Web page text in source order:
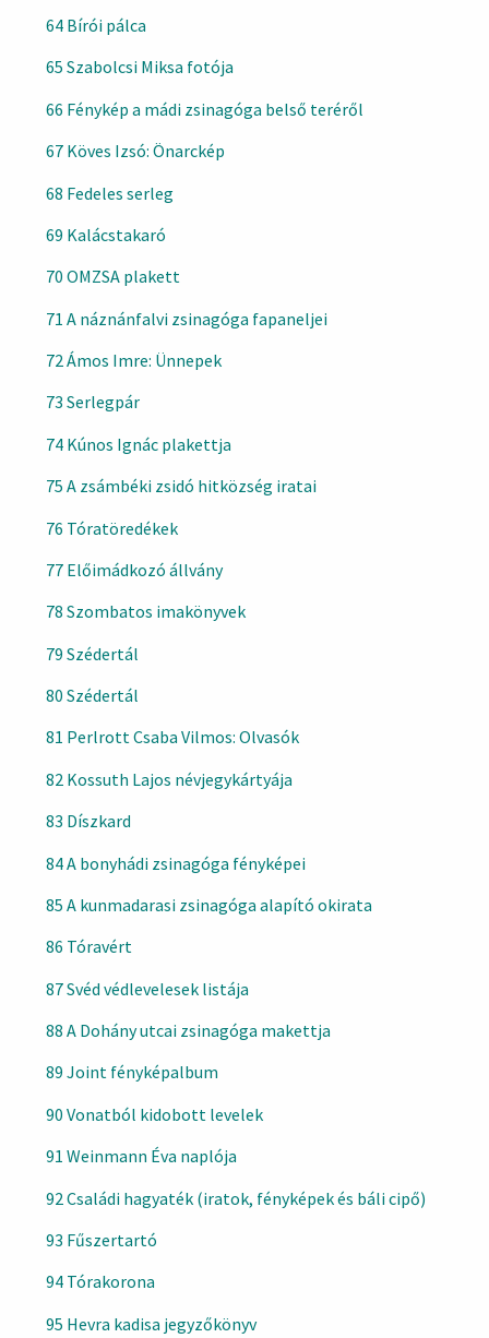
64 Bírói pálca
65 Szabolcsi Miksa fotója
66 Fénykép a mádi zsinagóga belső teréről
67 Köves Izsó: Önarckép
68 Fedeles serleg
69 Kalácstakaró
70 OMZSA plakett
71 A náznánfalvi zsinagóga fapaneljei
72 Ámos Imre: Ünnepek
73 Serlegpár
74 Kúnos Ignác plakettja
75 A zsámbéki zsidó hitközség iratai
76 Tóratöredékek
77 Előimádkozó állvány
78 Szombatos imakönyvek
79 Szédertál
80 Szédertál
81 Perlrott Csaba Vilmos: Olvasók
82 Kossuth Lajos névjegykártyája
83 Díszkard
84 A bonyhádi zsinagóga fényképei
85 A kunmadarasi zsinagóga alapító okirata
86 Tóravért
87 Svéd védlevelesek listája
88 A Dohány utcai zsinagóga makettja
89 Joint fényképalbum
90 Vonatból kidobott levelek
91 Weinmann Éva naplója
92 Családi hagyaték (iratok, fényképek és báli cipő)
93 Fűszertartó
94 Tórakorona
95 Hevra kadisa jegyzőkönyv